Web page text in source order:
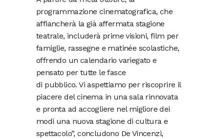
programmazione cinematografica, che
affiancherà la già affermata stagione
teatrale, includerà prime visioni, film per
famiglie, rassegne e matinée scolastiche,
offrendo un calendario variegato e
pensato per tutte le fasce
di pubblico. Vi aspettiamo per riscoprire il
piacere del cinema in una sala rinnovata
e pronta ad accogliere nel migliore dei
modi una nuova stagione di cultura e
spettacolo”, concludono De Vincenzi,